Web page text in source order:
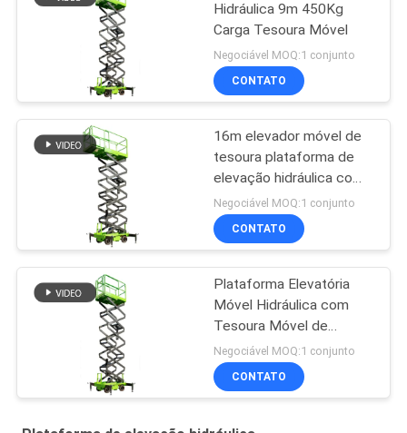
Hidráulica 9m 450Kg
Carga Tesoura Móvel
Negociável MOQ:1 conjunto
CONTATO
16m elevador móvel de
tesoura plataforma de
elevação hidráulica com
plataforma de extensão
Negociável MOQ:1 conjunto
CONTATO
Plataforma Elevatória
Móvel Hidráulica com
Tesoura Móvel de
9000mm de Altura para
Limpeza
Negociável MOQ:1 conjunto
CONTATO